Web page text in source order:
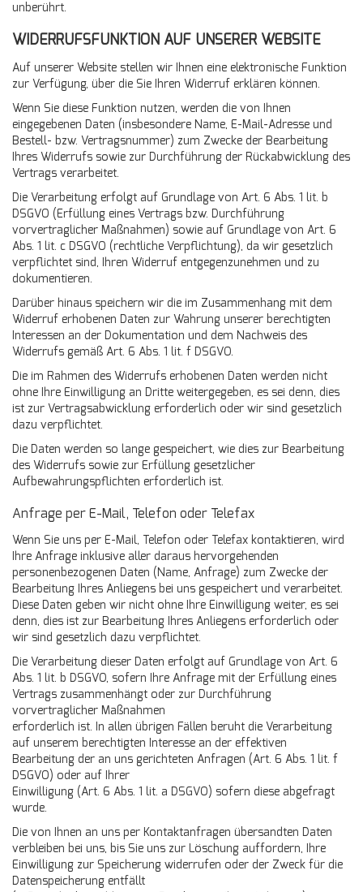
unberührt.
WIDERRUFSFUNKTION AUF UNSERER WEBSITE
Auf unserer Website stellen wir Ihnen eine elektronische Funktion
zur Verfügung, über die Sie Ihren Widerruf erklären können.
Wenn Sie diese Funktion nutzen, werden die von Ihnen
eingegebenen Daten (insbesondere Name, E-Mail-Adresse und
Bestell- bzw. Vertragsnummer) zum Zwecke der Bearbeitung
Ihres Widerrufs sowie zur Durchführung der Rückabwicklung des
Vertrags verarbeitet.
Die Verarbeitung erfolgt auf Grundlage von Art. 6 Abs. 1 lit. b
DSGVO (Erfüllung eines Vertrags bzw. Durchführung
vorvertraglicher Maßnahmen) sowie auf Grundlage von Art. 6
Abs. 1 lit. c DSGVO (rechtliche Verpflichtung), da wir gesetzlich
verpflichtet sind, Ihren Widerruf entgegenzunehmen und zu
dokumentieren.
Darüber hinaus speichern wir die im Zusammenhang mit dem
Widerruf erhobenen Daten zur Wahrung unserer berechtigten
Interessen an der Dokumentation und dem Nachweis des
Widerrufs gemäß Art. 6 Abs. 1 lit. f DSGVO.
Die im Rahmen des Widerrufs erhobenen Daten werden nicht
ohne Ihre Einwilligung an Dritte weitergegeben, es sei denn, dies
ist zur Vertragsabwicklung erforderlich oder wir sind gesetzlich
dazu verpflichtet.
Die Daten werden so lange gespeichert, wie dies zur Bearbeitung
des Widerrufs sowie zur Erfüllung gesetzlicher
Aufbewahrungspflichten erforderlich ist.
Anfrage per E-Mail, Telefon oder Telefax
Wenn Sie uns per E-Mail, Telefon oder Telefax kontaktieren, wird
Ihre Anfrage inklusive aller daraus hervorgehenden
personenbezogenen Daten (Name, Anfrage) zum Zwecke der
Bearbeitung Ihres Anliegens bei uns gespeichert und verarbeitet.
Diese Daten geben wir nicht ohne Ihre Einwilligung weiter, es sei
denn, dies ist zur Bearbeitung Ihres Anliegens erforderlich oder
wir sind gesetzlich dazu verpflichtet.
Die Verarbeitung dieser Daten erfolgt auf Grundlage von Art. 6
Abs. 1 lit. b DSGVO, sofern Ihre Anfrage mit der Erfüllung eines
Vertrags zusammenhängt oder zur Durchführung
vorvertraglicher Maßnahmen
erforderlich ist. In allen übrigen Fällen beruht die Verarbeitung
auf unserem berechtigten Interesse an der effektiven
Bearbeitung der an uns gerichteten Anfragen (Art. 6 Abs. 1 lit. f
DSGVO) oder auf Ihrer
Einwilligung (Art. 6 Abs. 1 lit. a DSGVO) sofern diese abgefragt
wurde.
Die von Ihnen an uns per Kontaktanfragen übersandten Daten
verbleiben bei uns, bis Sie uns zur Löschung auffordern, Ihre
Einwilligung zur Speicherung widerrufen oder der Zweck für die
Datenspeicherung entfällt